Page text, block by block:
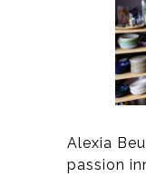
Alexia
passion